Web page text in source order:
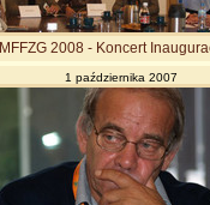
MFFZG 2008 - Koncert
1 października 2007